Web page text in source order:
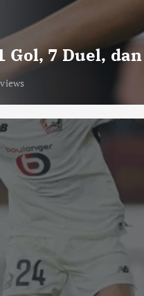
Gol, 7 Duel,